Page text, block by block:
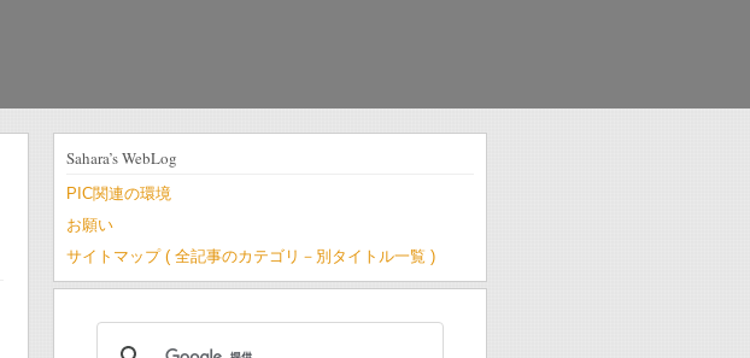
Sahara’s WebLog
PIC関連の環境
お願い
サイトマップ ( 全記事のカテゴリ－別タイトル一覧 )